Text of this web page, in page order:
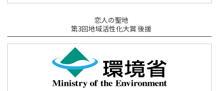
恋人の聖地
第3回地域活性化大賞 後援